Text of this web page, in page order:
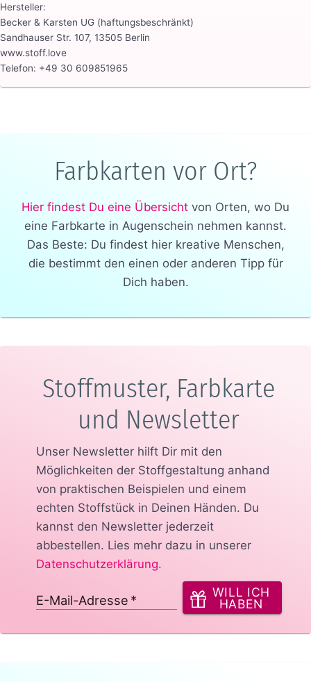
Hersteller:
Becker & Karsten UG (haftungsbeschränkt)
Sandhauser Str. 107, 13505 Berlin
www.stoff.love
Telefon: +49 30 609851965
Farbkarten vor Ort?
Hier findest Du eine Übersicht von Orten, wo Du
eine Farbkarte in Augenschein nehmen kannst.
Das Beste: Du findest hier kreative Menschen,
die bestimmt den einen oder anderen Tipp für
Dich haben.
Stoffmuster, Farbkarte
und Newsletter
Unser Newsletter hilft Dir mit den
Möglichkeiten der Stoffgestaltung anhand
von praktischen Beispielen und einem
echten Stoffstück in Deinen Händen. Du
kannst den Newsletter jederzeit
abbestellen. Lies mehr dazu in unserer
Datenschutzerklärung.
E-Mail-Adresse *
WILL ICH
HABEN